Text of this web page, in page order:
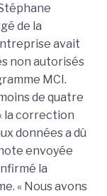
de la
avait
non autorisés
MCI.
de quatre
la correction
données a dû
envoyée
la
« Nous avons